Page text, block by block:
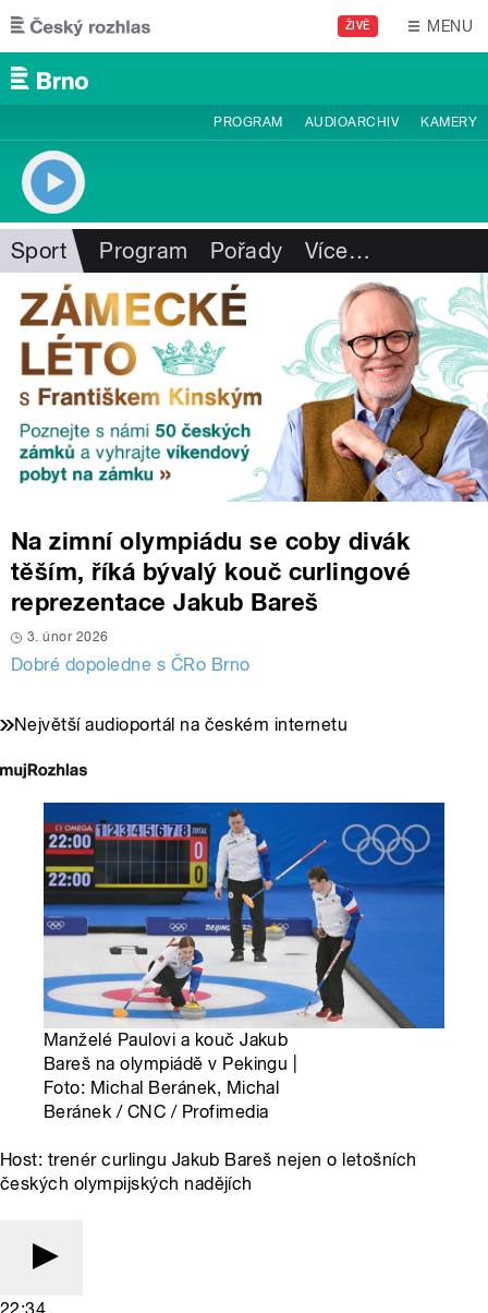
Přejít k hlavnímu obsahu
ŽIVĚ MENU
PROGRAM AUDIOARCHIV KAMERY
Sport Program Pořady Více…
Na zimní olympiádu se coby divák
těším, říká bývalý kouč curlingové
reprezentace Jakub Bareš
3. únor 2026
Dobré dopoledne s ČRo Brno
Největší audioportál na českém internetu
Manželé Paulovi a kouč Jakub
Bareš na olympiádě v Pekingu |
Foto: Michal Beránek, Michal
Beránek / CNC / Profimedia
Host: trenér curlingu Jakub Bareš nejen o letošních
českých olympijských nadějích